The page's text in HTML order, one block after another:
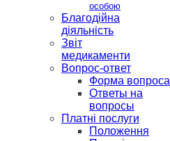
особою
Благодійна
діяльність
Звіт
медикаменти
Вопрос-ответ
Форма вопроса
Ответы на
вопросы
Платні послуги
Положення